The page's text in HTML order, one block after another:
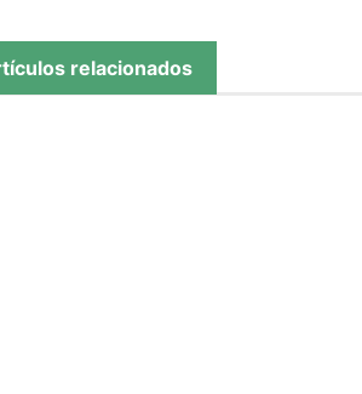
relacionados